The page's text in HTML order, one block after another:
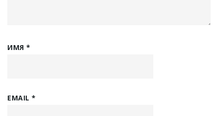
ИМЯ*
EMAIL*